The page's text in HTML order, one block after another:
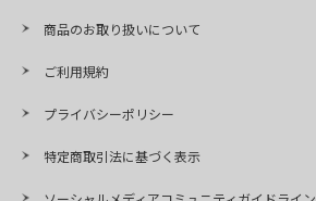
商品のお取り扱いについて
ご利用規約
プライバシーポリシー
特定商取引法に基づく表示